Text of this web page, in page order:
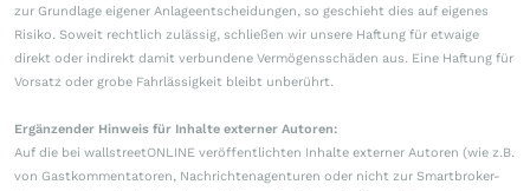
zur Grundlage eigener Anlageentscheidungen, so geschieht dies auf eigenes
Risiko. Soweit rechtlich zulässig, schließen wir unsere Haftung für etwaige
direkt oder indirekt damit verbundene Vermögensschäden aus. Eine Haftung für
Vorsatz oder grobe Fahrlässigkeit bleibt unberührt.
Ergänzender Hinweis für Inhalte externer Autoren:
Auf die bei wallstreetONLINE veröffentlichten Inhalte externer Autoren (wie z.B.
von Gastkommentatoren, Nachrichtenagenturen oder nicht zur Smartbroker-